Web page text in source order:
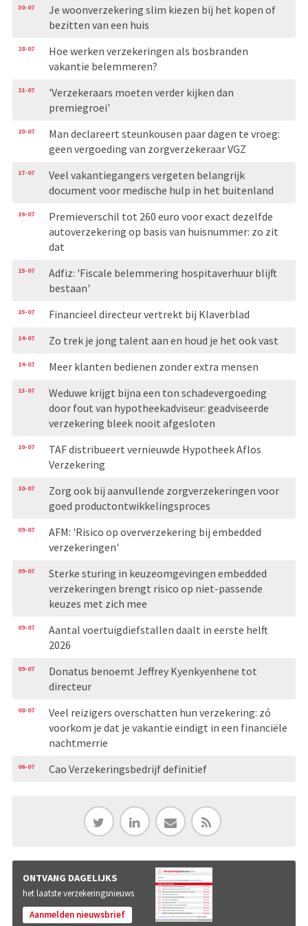
30-07
Je woonverzekering slim kiezen bij het kopen of
bezitten van een huis
28-07
Hoe werken verzekeringen als bosbranden
vakantie belemmeren?
21-07
'Verzekeraars moeten verder kijken dan
premiegroei'
20-07
Man declareert steunkousen paar dagen te vroeg:
geen vergoeding van zorgverzekeraar VGZ
17-07
Veel vakantiegangers vergeten belangrijk
document voor medische hulp in het buitenland
16-07
Premieverschil tot 260 euro voor exact dezelfde
autoverzekering op basis van huisnummer: zo zit
dat
15-07
Adfiz: 'Fiscale belemmering hospitaverhuur blijft
bestaan'
15-07 Financieel directeur vertrekt bij Klaverblad
14-07 Zo trek je jong talent aan en houd je het ook vast
14-07 Meer klanten bedienen zonder extra mensen
13-07
Weduwe krijgt bijna een ton schadevergoeding
door fout van hypotheekadviseur: geadviseerde
verzekering bleek nooit afgesloten
10-07
TAF distribueert vernieuwde Hypotheek Aflos
Verzekering
10-07
Zorg ook bij aanvullende zorgverzekeringen voor
goed productontwikkelingsproces
09-07
AFM: 'Risico op oververzekering bij embedded
verzekeringen'
09-07
Sterke sturing in keuzeomgevingen embedded
verzekeringen brengt risico op niet-passende
keuzes met zich mee
09-07
Aantal voertuigdiefstallen daalt in eerste helft
2026
09-07
Donatus benoemt Jeffrey Kyenkyenhene tot
directeur
08-07
Veel reizigers overschatten hun verzekering: zó
voorkom je dat je vakantie eindigt in een financiële
nachtmerrie
06-07 Cao Verzekeringsbedrijf definitief
ONTVANG DAGELIJKS
het laatste verzekeringsnieuws
Aanmelden nieuwsbrief